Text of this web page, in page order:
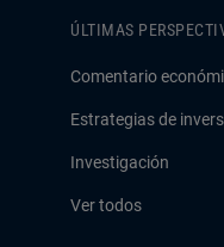
ÚLTIMAS
Comentario
Estrategias de
Investigación
Ver todos